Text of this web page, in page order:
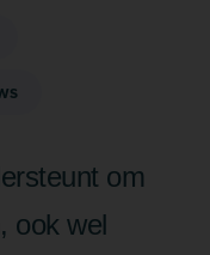
om
ook wel